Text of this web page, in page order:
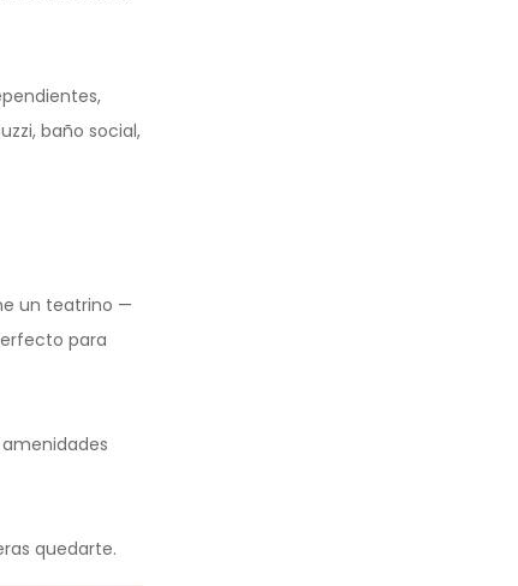
baño social,
un teatrino —
para
quedarte.